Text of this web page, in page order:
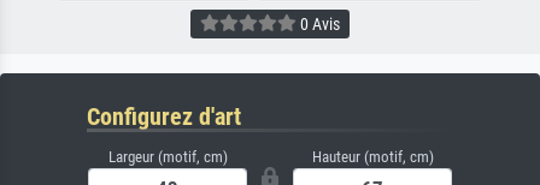
0 Avis
Configurez d'art
Largeur (motif, cm) Hauteur (motif, cm)